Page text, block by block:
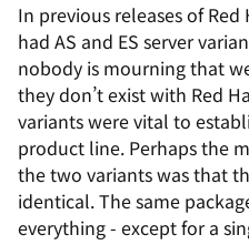
In previous releases of
had AS and ES server
nobody is mourning that
they don’t exist with Red
variants were vital to
product line. Perhaps the
the two variants was that
identical. The same
everything - except for a